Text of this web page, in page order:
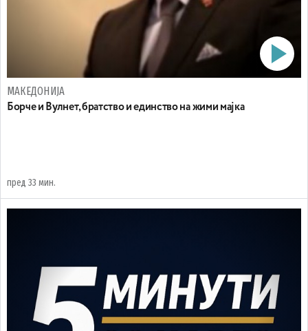
МАКЕДОНИЈА
Борче и Вулнет, братство и единство на жими мајка
пред 33 мин.